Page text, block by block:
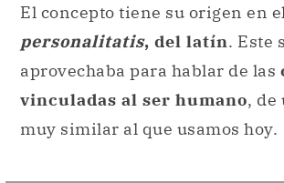
El concepto tiene su origen en
personalitatis, del latín. Este
aprovechaba para hablar de las
vinculadas al ser humano, de
muy similar al que usamos hoy.